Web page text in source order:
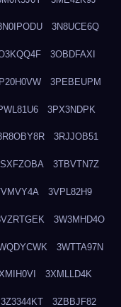
3N8UCE6Q
3OBDFAXI
3PEBEUPM
3PX3NDPK
3RJJOB51
3TBVTN7Z
3VPL82H9
3W3MHD4O
3WTTA97N
3XMLLD4K
3Z3344KT 3ZBBJF82